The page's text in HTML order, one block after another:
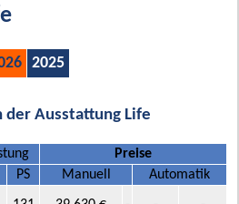
2025
Ausstattung Life
Preise
PS Manuell
Automatik